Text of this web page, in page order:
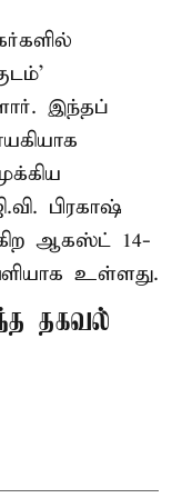
இந்தப்
பிரகாஷ்
ஆகஸ்ட் 14-
உள்ளது.
தகவல்